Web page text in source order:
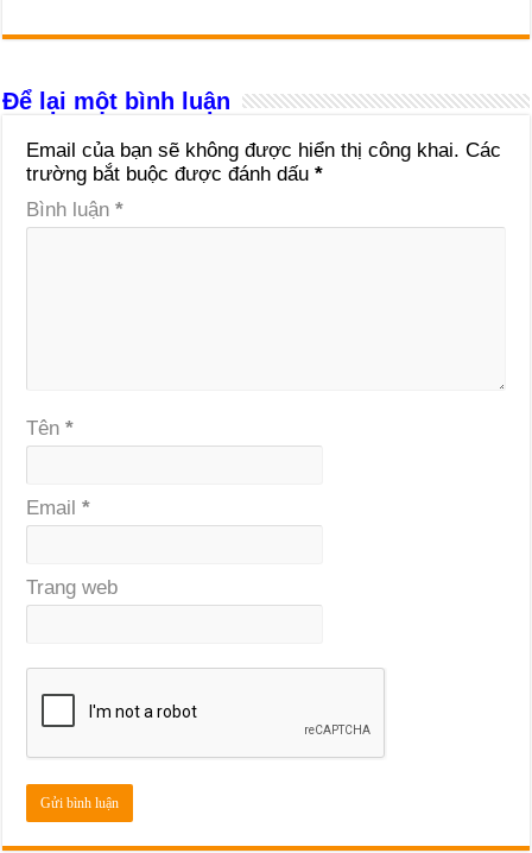
Để lại một bình luận
Email của bạn sẽ không được hiển thị công khai. Các
trường bắt buộc được đánh dấu*
Bình luận*
Tên*
Email*
Trang web